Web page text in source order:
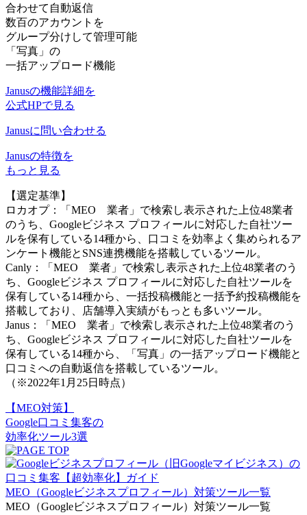
合わせて自動返信
数百のアカウントを
グループ分けして管理可能
「写真」の
一括アップロード機能
Janusの機能詳細を
公式HPで見る
Janusに問い合わせる
Janusの特徴を
もっと見る
【選定基準】
ロカオプ：「MEO 業者」で検索し表示された上位48業者
のうち、Googleビジネス プロフィールに対応した自社ツー
ルを保有している14種から、口コミを効率よく集められるア
ンケート機能とSNS連携機能を搭載しているツール。
Canly：「MEO 業者」で検索し表示された上位48業者のう
ち、Googleビジネス プロフィールに対応した自社ツールを
保有している14種から、一括投稿機能と一括予約投稿機能を
搭載しており、店舗導入実績がもっとも多いツール。
Janus：「MEO 業者」で検索し表示された上位48業者のう
ち、Googleビジネス プロフィールに対応した自社ツールを
保有している14種から、「写真」の一括アップロード機能と
口コミへの自動返信を搭載しているツール。
（※2022年1月25日時点）
【MEO対策】
Google口コミ集客の
効率化ツール3選
MEO（Googleビジネスプロフィール）対策ツール一覧
MEO（Googleビジネスプロフィール）対策ツール一覧